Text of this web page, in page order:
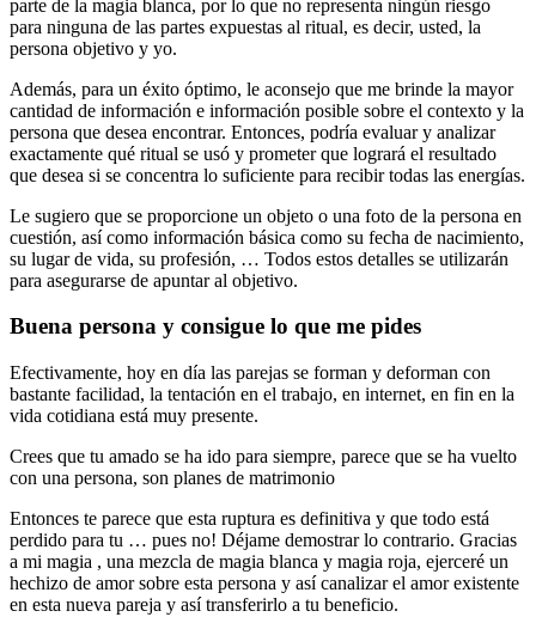
parte de la magia blanca, por lo que no representa ningún riesgo
para ninguna de las partes expuestas al ritual, es decir, usted, la
persona objetivo y yo.
Además, para un éxito óptimo, le aconsejo que me brinde la mayor
cantidad de información e información posible sobre el contexto y la
persona que desea encontrar. Entonces, podría evaluar y analizar
exactamente qué ritual se usó y prometer que logrará el resultado
que desea si se concentra lo suficiente para recibir todas las energías.
Le sugiero que se proporcione un objeto o una foto de la persona en
cuestión, así como información básica como su fecha de nacimiento,
su lugar de vida, su profesión, … Todos estos detalles se utilizarán
para asegurarse de apuntar al objetivo.
Buena persona y consigue lo que me pides
Efectivamente, hoy en día las parejas se forman y deforman con
bastante facilidad, la tentación en el trabajo, en internet, en fin en la
vida cotidiana está muy presente.
Crees que tu amado se ha ido para siempre, parece que se ha vuelto
con una persona, son planes de matrimonio
Entonces te parece que esta ruptura es definitiva y que todo está
perdido para tu … pues no! Déjame demostrar lo contrario. Gracias
a mi magia , una mezcla de magia blanca y magia roja, ejerceré un
hechizo de amor sobre esta persona y así canalizar el amor existente
en esta nueva pareja y así transferirlo a tu beneficio.